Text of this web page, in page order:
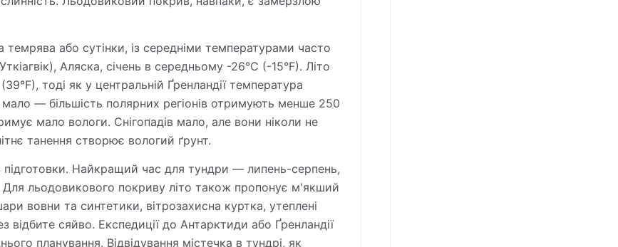
або сутінки, із середніми температурами часто
Аляска, січень в середньому -26°C (-15°F). Літо
тоді як у центральній Ґренландії температура
— більшість полярних регіонів отримують менше 250
мало вологи. Снігопадів мало, але вони ніколи не
танення створює вологий ґрунт.
Найкращий час для тундри — липень-серпень,
льодовикового покриву літо також пропонує м'якший
вовни та синтетики, вітрозахисна куртка, утеплені
відбите сяйво. Експедиції до Антарктиди або Ґренландії
планування. Відвідування містечка в тундрі, як